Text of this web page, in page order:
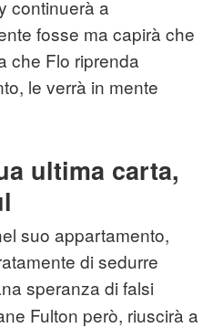
continuerà a
fosse ma capirà che
che Flo riprenda
le verrà in mente
ultima carta,
suo appartamento,
di sedurre
speranza di falsi
Fulton però, riuscirà a